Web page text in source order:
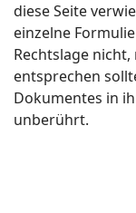
diese Seite
einzelne
Rechtslage
entsprechen
Dokumentes in
unberührt.